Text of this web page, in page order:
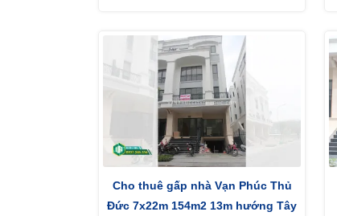
Cho thuê gấp nhà Vạn Phúc Thủ
Đức 7x22m 154m2 13m hướng Tây